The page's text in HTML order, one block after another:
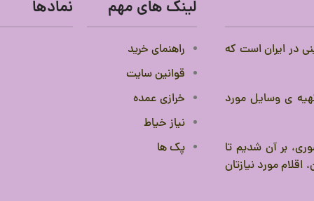
در ایران است که
تهیه ی وسایل مورد
بر آن شدیم تا
مورد نیازتان
لینک های مهم
راهنمای خرید
قوانین سایت
خرازی عمده
نیاز خیاط
پک ها
نمادها